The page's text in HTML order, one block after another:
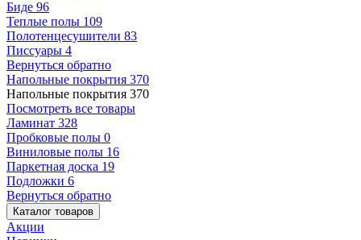
Биде 96
Теплые полы 109
Полотенцесушители 83
Писсуары 4
Вернуться обратно
Напольные покрытия 370
Напольные покрытия 370
Посмотреть все товары
Ламинат 328
Пробковые полы 0
Виниловые полы 16
Паркетная доска 19
Подложки 6
Вернуться обратно
Каталог товаров
Акции